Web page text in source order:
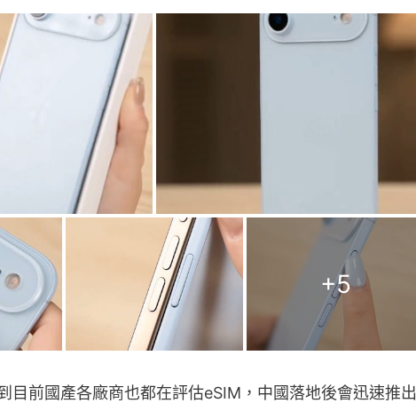
+5
目前國產各廠商也都在評估eSIM，中國落地後會迅速推出